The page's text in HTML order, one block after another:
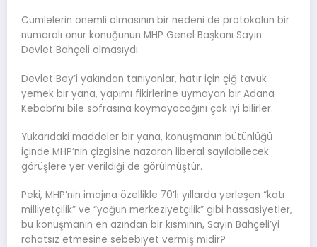
Cümlelerin önemli olmasının bir nedeni de protokolün bir
numaralı onur konuğunun MHP Genel Başkanı Sayın
Devlet Bahçeli olmasıydı.
Devlet Bey’i yakından tanıyanlar, hatır için çiğ tavuk
yemek bir yana, yapımı fikirlerine uymayan bir Adana
Kebabı’nı bile sofrasına koymayacağını çok iyi bilirler.
Yukarıdaki maddeler bir yana, konuşmanın bütünlüğü
içinde MHP’nin çizgisine nazaran liberal sayılabilecek
görüşlere yer verildiği de görülmüştür.
Peki, MHP’nin imajına özellikle 70’li yıllarda yerleşen “katı
milliyetçilik” ve “yoğun merkeziyetçilik” gibi hassasiyetler,
bu konuşmanın en azından bir kısmının, Sayın Bahçeli’yi
rahatsız etmesine sebebiyet vermiş midir?